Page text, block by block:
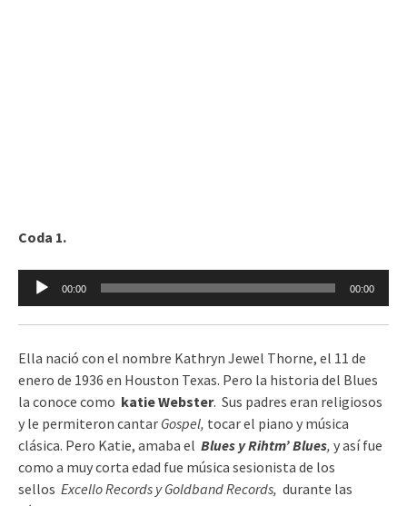
Coda 1.
Reproductor
de
audio
00:00 00:00
Ella nació con el nombre Kathryn Jewel Thorne, el 11 de
enero de 1936 en Houston Texas. Pero la historia del Blues
la conoce como katie Webster. Sus padres eran religiosos
y le permiteron cantar Gospel, tocar el piano y música
clásica. Pero Katie, amaba el Blues y Rihtm’ Blues, y así fue
como a muy corta edad fue música sesionista de los
sellos Excello Records y Goldband Records, durante las